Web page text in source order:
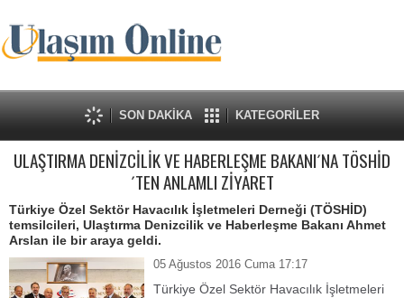
SON DAKİKA KATEGORİLER
ULAŞTIRMA DENİZCİLİK VE HABERLEŞME BAKANI´NA TÖSHİD
´TEN ANLAMLI ZİYARET
Türkiye Özel Sektör Havacılık İşletmeleri Derneği (TÖSHİD)
temsilcileri, Ulaştırma Denizcilik ve Haberleşme Bakanı Ahmet
Arslan ile bir araya geldi.
05 Ağustos 2016 Cuma 17:17
Türkiye Özel Sektör Havacılık İşletmeleri